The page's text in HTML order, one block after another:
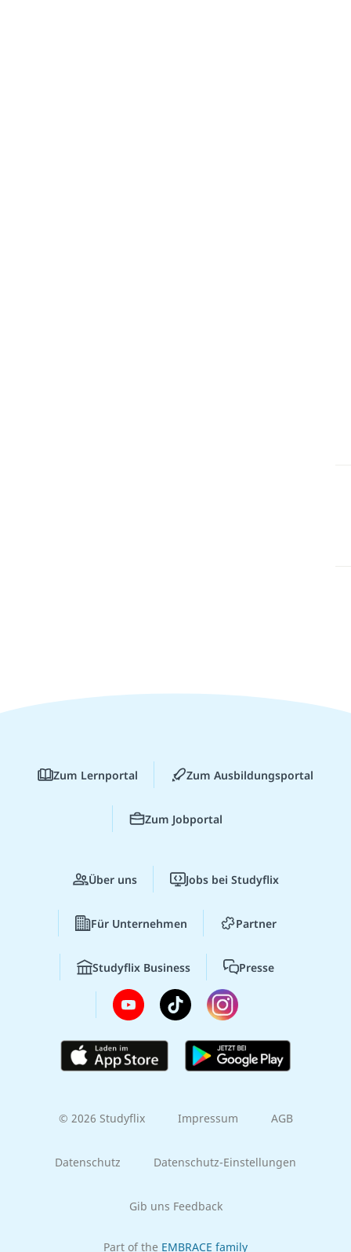
Zum Lernportal Zum Ausbildungsportal
Zum Jobportal
Über uns Jobs bei Studyflix
Für Unternehmen Partner
Studyflix Business Presse
© 2026 Studyflix Impressum AGB
Datenschutz Datenschutz-Einstellungen
Gib uns Feedback
Part of the EMBRACE family